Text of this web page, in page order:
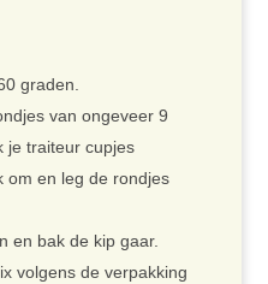
graden.
van ongeveer 9
je traiteur cupjes
om en leg de rondjes
en bak de kip gaar.
volgens de verpakking